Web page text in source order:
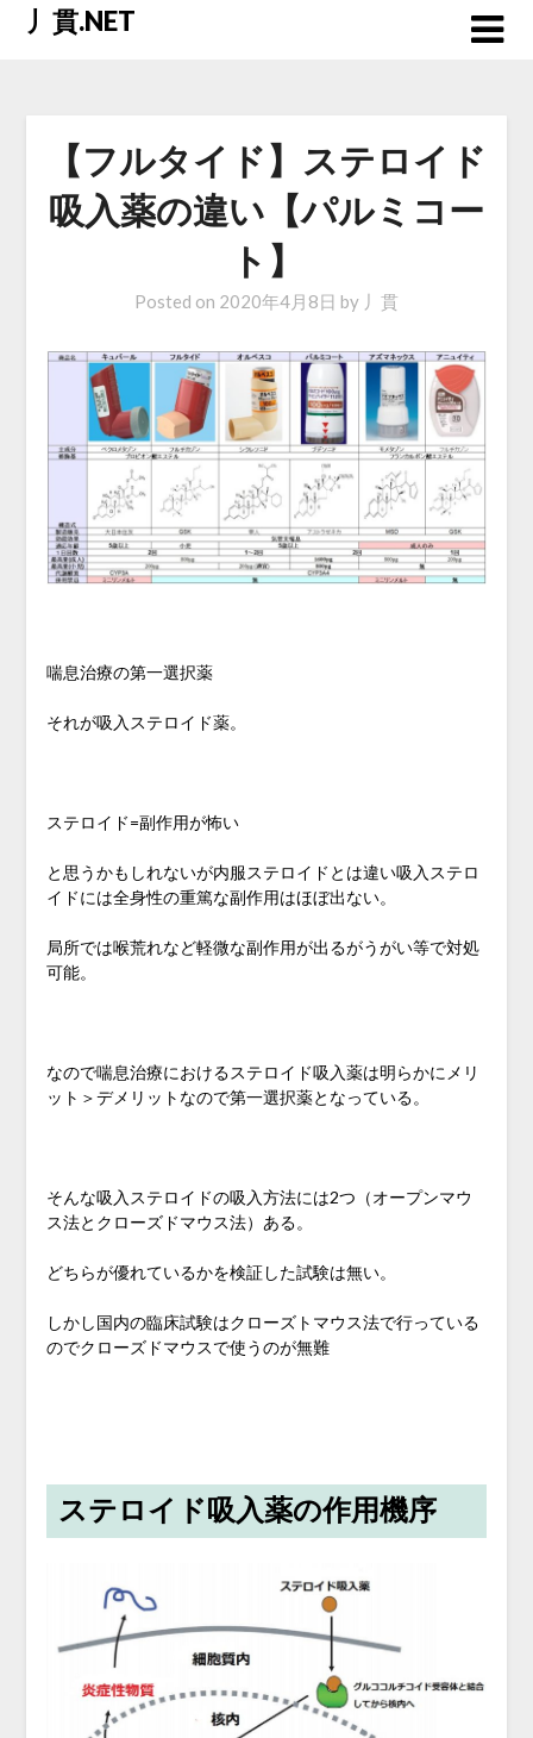
Skip丿貫.NET
【フルタイド】ステロイド
吸入薬の違い【パルミコー
ト】
Posted on 2020年4月8日 by 丿貫
喘息治療の第一選択薬
それが吸入ステロイド薬。
ステロイド=副作用が怖い
と思うかもしれないが内服ステロイドとは違い吸入ステロ
イドには全身性の重篤な副作用はほぼ出ない。
局所では喉荒れなど軽微な副作用が出るがうがい等で対処
可能。
なので喘息治療におけるステロイド吸入薬は明らかにメリ
ット＞デメリットなので第一選択薬となっている。
そんな吸入ステロイドの吸入方法には2つ（オープンマウ
ス法とクローズドマウス法）ある。
どちらが優れているかを検証した試験は無い。
しかし国内の臨床試験はクローズトマウス法で行っている
のでクローズドマウスで使うのが無難
ステロイド吸入薬の作用機序